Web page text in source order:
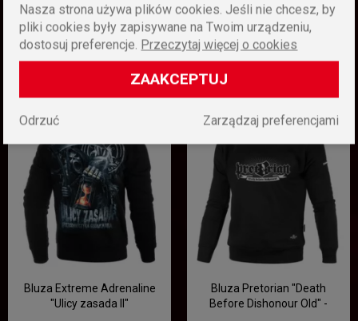
Bluza Dobermans
Aggressive "CLASSIC DIRTY
FIGHTING " BC270 - czarna
189,00 zł
Bluza Pretorian "Cohortes
Praetoriae"
Bluza Extreme Adrenaline
"Ulicy zasada II"
Bluza Pretorian "Death
Before Dishonour Old" -
Nasza strona używa plików cookies. Jeśli nie chcesz, by
pliki cookies były zapisywane na Twoim urządzeniu,
dostosuj preferencje. Przeczytaj więcej o cookies
ZAAKCEPTUJ
Zarządzaj preferencjami
Odrzuć